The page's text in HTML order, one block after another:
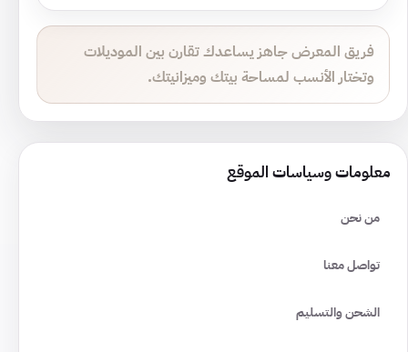
فريق المعرض جاهز يساعدك تقارن بين الموديلات
وتختار الأنسب لمساحة بيتك وميزانيتك.
معلومات وسياسات الموقع
من نحن
تواصل معنا
الشحن والتسليم